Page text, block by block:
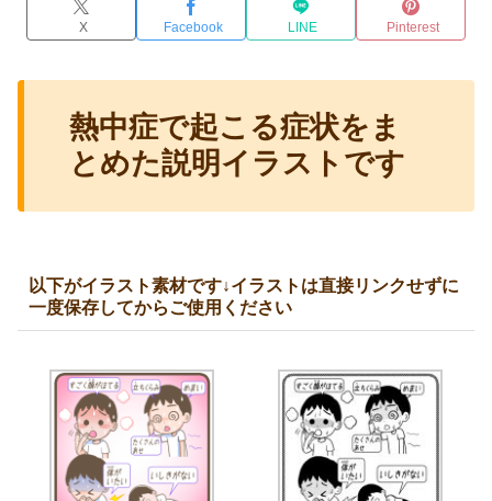
X Facebook LINE Pinterest
熱中症で起こる症状をま
とめた説明イラストです
以下がイラスト素材です↓イラストは直接リンクせずに
一度保存してからご使用ください